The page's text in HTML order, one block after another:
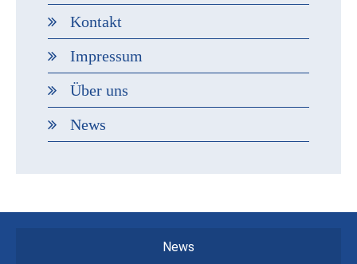
Kontakt
Impressum
Über uns
News
News